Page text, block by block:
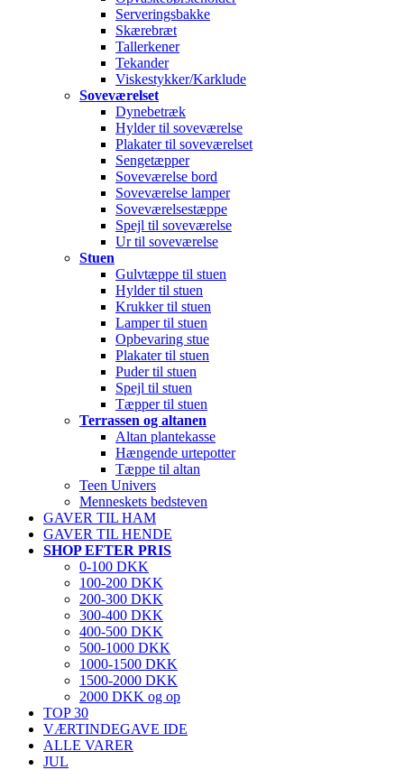
Serveringsbakke
Skærebræt
Tallerkener
Tekander
Viskestykker/Karklude
Soveværelset
Dynebetræk
Hylder til soveværelse
Plakater til soveværelset
Sengetæpper
Soveværelse bord
Soveværelse lamper
Soveværelsestæppe
Spejl til soveværelse
Ur til soveværelse
Stuen
Gulvtæppe til stuen
Hylder til stuen
Krukker til stuen
Lamper til stuen
Opbevaring stue
Plakater til stuen
Puder til stuen
Spejl til stuen
Tæpper til stuen
Terrassen og altanen
Altan plantekasse
Hængende urtepotter
Tæppe til altan
Teen Univers
Menneskets bedsteven
GAVER TIL HAM
GAVER TIL HENDE
SHOP EFTER PRIS
0-100 DKK
100-200 DKK
200-300 DKK
300-400 DKK
400-500 DKK
500-1000 DKK
1000-1500 DKK
1500-2000 DKK
2000 DKK og op
TOP 30
VÆRTINDEGAVE IDE
ALLE VARER
JUL